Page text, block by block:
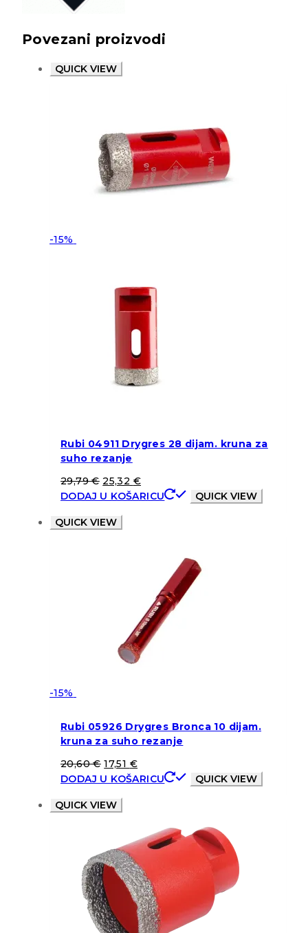
Povezani proizvodi
QUICK VIEW
-15%
Rubi 04911 Drygres 28 dijam. kruna za
suho rezanje
29,79€ 25,32 €
DODAJ U KOŠARICU
QUICK VIEW
QUICK VIEW
-15%
Rubi 05926 Drygres Bronca 10 dijam.
kruna za suho rezanje
20,60€ 17,51 €
DODAJ U KOŠARICU
QUICK VIEW
QUICK VIEW